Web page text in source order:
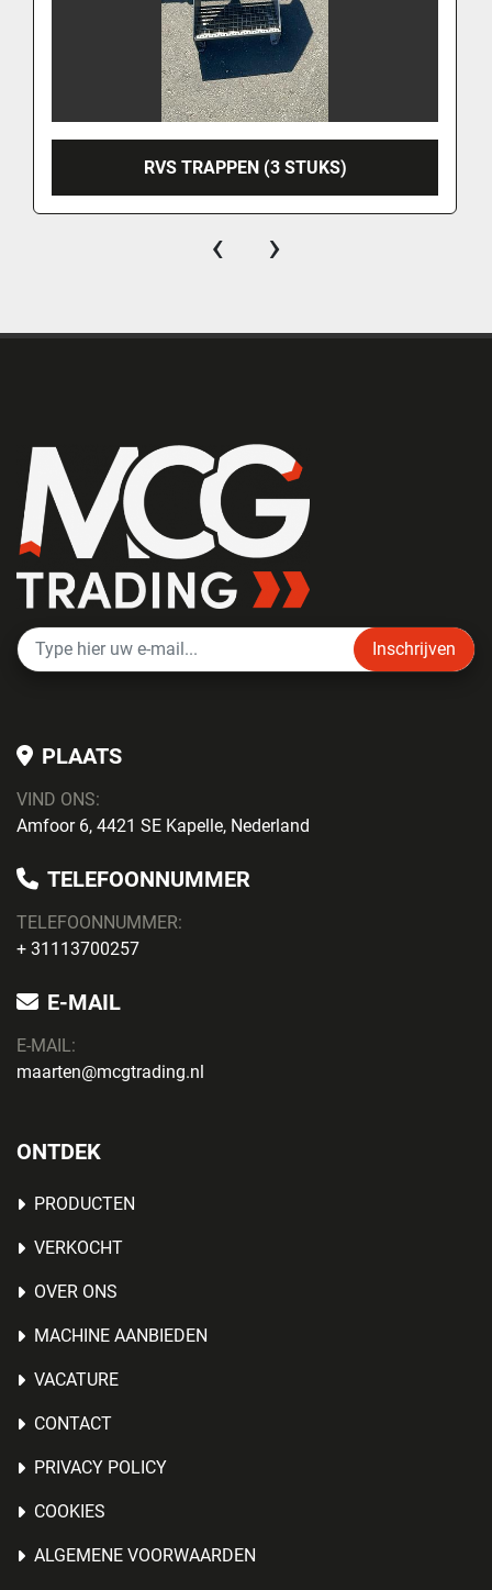
RVS TRAPPEN (3 STUKS)
‹ ›
Inschrijven
PLAATS
VIND ONS:
Amfoor 6, 4421 SE Kapelle, Nederland
TELEFOONNUMMER
TELEFOONNUMMER:
+ 31113700257
E-MAIL
E-MAIL:
maarten@mcgtrading.nl
ONTDEK
PRODUCTEN
VERKOCHT
OVER ONS
MACHINE AANBIEDEN
VACATURE
CONTACT
PRIVACY POLICY
COOKIES
ALGEMENE VOORWAARDEN